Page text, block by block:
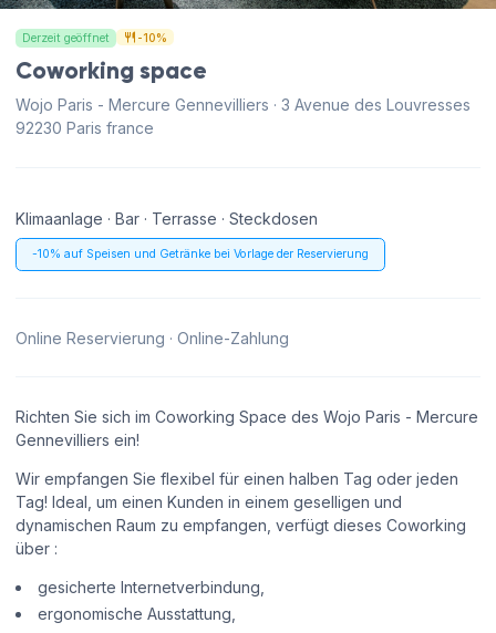
Derzeit geöffnet -10%
Coworking space
Wojo Paris - Mercure Gennevilliers · 3 Avenue des Louvresses
92230 Paris france
Klimaanlage · Bar · Terrasse · Steckdosen
-10% auf Speisen und Getränke bei Vorlage der Reservierung
Online Reservierung · Online-Zahlung
Richten Sie sich im Coworking Space des Wojo Paris - Mercure
Gennevilliers ein!
Wir empfangen Sie flexibel für einen halben Tag oder jeden
Tag! Ideal, um einen Kunden in einem geselligen und
dynamischen Raum zu empfangen, verfügt dieses Coworking
über :
gesicherte Internetverbindung,
ergonomische Ausstattung,